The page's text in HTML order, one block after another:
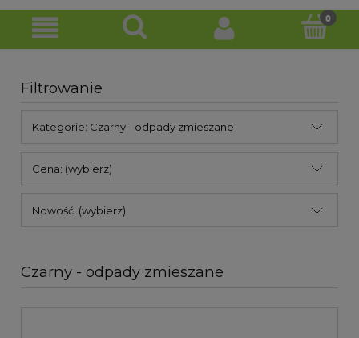
Filtrowanie
Kategorie: Czarny - odpady zmieszane
Cena: (wybierz)
Nowość: (wybierz)
Czarny - odpady zmieszane